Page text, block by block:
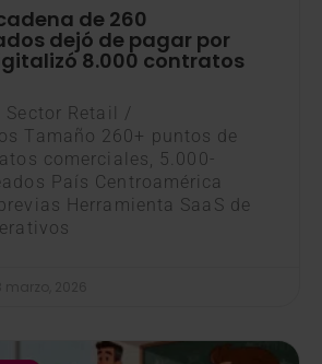
de 260
dejó de pagar por
8.000 contratos
Sector Retail /
Tamaño 260+ puntos de
comerciales, 5.000-
País Centroamérica
Herramienta SaaS de